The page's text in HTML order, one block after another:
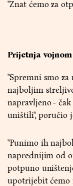
"Znat ćemo za
Prijetnja
"Spremni smo
najboljim
napravljeno -
uništili", poručio
"Punimo ih
naprednijim od
potpuno
upotrijebit ćemo